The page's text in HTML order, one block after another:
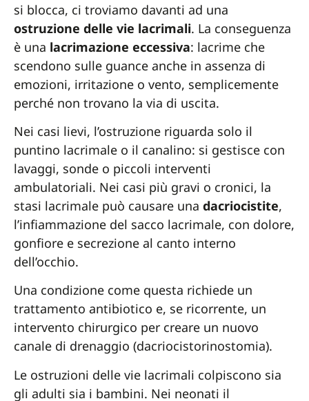
si blocca, ci troviamo davanti ad una
ostruzione delle vie lacrimali. La conseguenza
è una lacrimazione eccessiva: lacrime che
scendono sulle guance anche in assenza di
emozioni, irritazione o vento, semplicemente
perché non trovano la via di uscita.
Nei casi lievi, l’ostruzione riguarda solo il
puntino lacrimale o il canalino: si gestisce con
lavaggi, sonde o piccoli interventi
ambulatoriali. Nei casi più gravi o cronici, la
stasi lacrimale può causare una dacriocistite,
l’infiammazione del sacco lacrimale, con dolore,
gonfiore e secrezione al canto interno
dell’occhio.
Una condizione come questa richiede un
trattamento antibiotico e, se ricorrente, un
intervento chirurgico per creare un nuovo
canale di drenaggio (dacriocistorinostomia).
Le ostruzioni delle vie lacrimali colpiscono sia
gli adulti sia i bambini. Nei neonati il